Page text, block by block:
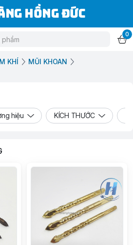
Hồng Đức
0
KHÍ
MŨI KHOAN
hiệu KÍCH THƯỚC